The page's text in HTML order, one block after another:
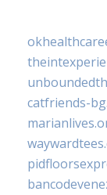
catfriends-